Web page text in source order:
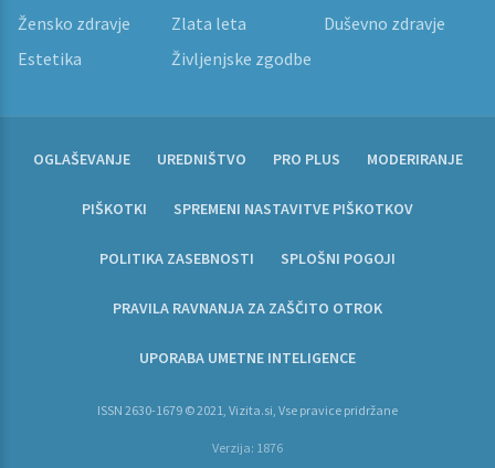
Žensko zdravje
Zlata leta
Duševno zdravje
Estetika
Življenjske zgodbe
OGLAŠEVANJE UREDNIŠTVO PRO PLUS MODERIRANJE
PIŠKOTKI SPREMENI NASTAVITVE PIŠKOTKOV
POLITIKA ZASEBNOSTI SPLOŠNI POGOJI
PRAVILA RAVNANJA ZA ZAŠČITO OTROK
UPORABA UMETNE INTELIGENCE
ISSN 2630-1679 © 2021, Vizita.si, Vse pravice pridržane
Verzija: 1876